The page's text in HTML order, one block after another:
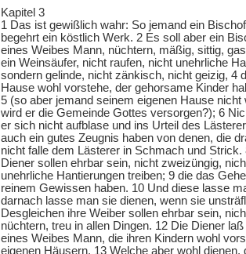
Kapitel 3
1 Das ist gewißlich wahr: So jemand ein
begehrt ein köstlich Werk. 2 Es soll aber ein
eines Weibes Mann, nüchtern, mäßig, sittig,
ein Weinsäufer, nicht raufen, nicht unehrliche
sondern gelinde, nicht zänkisch, nicht geizig, 4
Hause wohl vorstehe, der gehorsame Kinder
5 (so aber jemand seinem eigenen Hause
wird er die Gemeinde Gottes versorgen?); 6
er sich nicht aufblase und ins Urteil des
auch ein gutes Zeugnis haben von denen, die
nicht falle dem Lästerer in Schmach und Strick.
Diener sollen ehrbar sein, nicht zweizüngig,
unehrliche Hantierungen treiben; 9 die das
reinem Gewissen haben. 10 Und diese lasse
darnach lasse man sie dienen, wenn sie
Desgleichen ihre Weiber sollen ehrbar sein,
nüchtern, treu in allen Dingen. 12 Die Diener
eines Weibes Mann, die ihren Kindern wohl
eigenen Häusern. 13 Welche aber wohl dienen,